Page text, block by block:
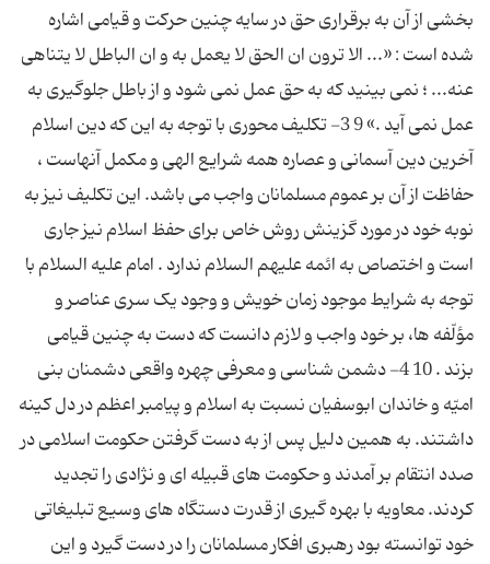
بخشی از آن به برقراری حق در سایه چنین حرکت و قیامی اشاره
شده است : «... الا ترون ان الحق لا یعمل به و ان الباطل لا یتناهی
عنه... ؛ نمی بینید که به حق عمل نمی شود و از باطل جلوگیری به
عمل نمی آید .» 9 3- تکلیف محوری با توجه به این که دین اسلام
آخرین دین آسمانی و عصاره همه شرایع الهی و مکمل آنهاست ،
حفاظت از آن بر عموم مسلمانان واجب می باشد. این تکلیف نیز به
نوبه خود در مورد گزینش روش خاص برای حفظ اسلام نیز جاری
است و اختصاص به ائمه علیهم السلام ندارد . امام علیه السلام با
توجه به شرایط موجود زمان خویش و وجود یک سری عناصر و
مؤلّفه ها، بر خود واجب و لازم دانست که دست به چنین قیامی
بزند . 10 4- دشمن شناسی و معرفی چهره واقعی دشمنان بنی
امیّه و خاندان ابوسفیان نسبت به اسلام و پیامبر اعظم در دل کینه
داشتند. به همین دلیل پس از به دست گرفتن حکومت اسلامی در
صدد انتقام بر آمدند و حکومت های قبیله ای و نژادی را تجدید
کردند. معاویه با بهره گیری از قدرت دستگاه های وسیع تبلیغاتی
خود توانسته بود رهبری افکار مسلمانان را در دست گیرد و این